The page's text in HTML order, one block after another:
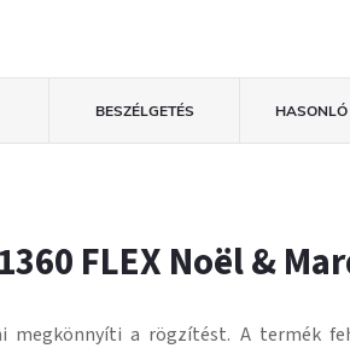
BESZÉLGETÉS HASONLÓ
FLEX Noël &
megkönnyíti a rögzítést. A termék